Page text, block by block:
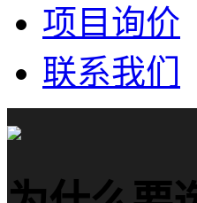
项目询价
联系我们